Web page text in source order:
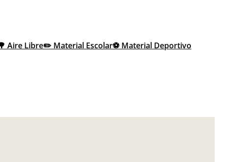
Aire Libre✏️ Material Escolar⚽ Material Deportivo